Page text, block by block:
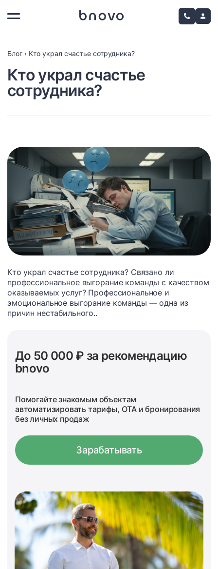
Блог › Кто украл счастье сотрудника?
Кто украл счастье
сотрудника?
Кто украл счастье сотрудника? Связано ли
профессиональное выгорание команды с качеством
оказываемых услуг? Профессиональное и
эмоциональное выгорание команды — одна из
причин нестабильного..
До 50 000 ₽ за рекомендацию
bnovo
Помогайте знакомым объектам
автоматизировать тарифы, OTA и бронирования
без личных продаж
Зарабатывать